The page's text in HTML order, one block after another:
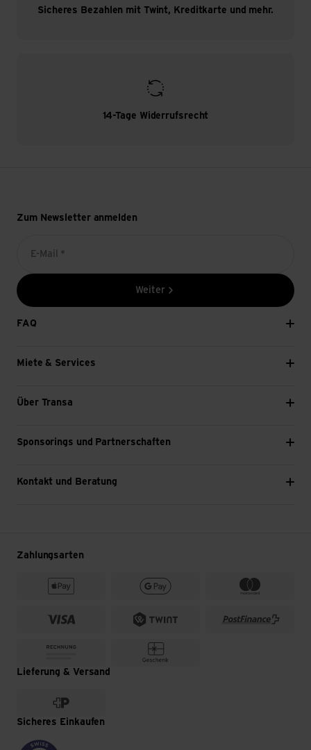
Sicheres Bezahlen mit Twint, Kreditkarte und mehr.
14-Tage Widerrufsrecht
Zum Newsletter anmelden
E-Mail *
Weiter
FAQ
Miete & Services
Über Transa
Sponsorings und Partnerschaften
Kontakt und Beratung
Zahlungsarten
Lieferung & Versand
Sicheres Einkaufen